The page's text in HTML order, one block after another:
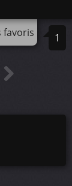
favoris 1